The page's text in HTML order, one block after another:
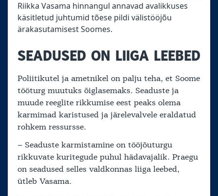
Riikka Vasama hinnangul annavad avalikkuses
käsitletud juhtumid tõese pildi välistööjõu
ärakasutamisest Soomes.
SEADUSED ON LIIGA LEEBED
Poliitikutel ja ametnikel on palju teha, et Soome
tööturg muutuks õiglasemaks. Seaduste ja
muude reeglite rikkumise eest peaks olema
karmimad karistused ja järelevalvele eraldatud
rohkem ressursse.
– Seaduste karmistamine on tööjõuturgu
rikkuvate kuritegude puhul hädavajalik. Praegu
on seadused selles valdkonnas liiga leebed,
ütleb Vasama.